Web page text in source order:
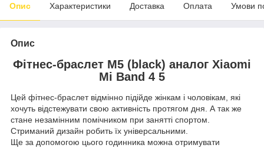
Опис Характеристики Доставка Оплата Умови
Опис
Фітнес-браслет M5 (black) аналог Xiaomi
Mi Band 4 5
Цей фітнес-браслет відмінно підійде жінкам і чоловікам, які
хочуть відстежувати свою активність протягом дня. А так же
стане незамінним помічником при занятті спортом.
Стриманий дизайн робить їх універсальними.
Ще за допомогою цього годинника можна отримувати